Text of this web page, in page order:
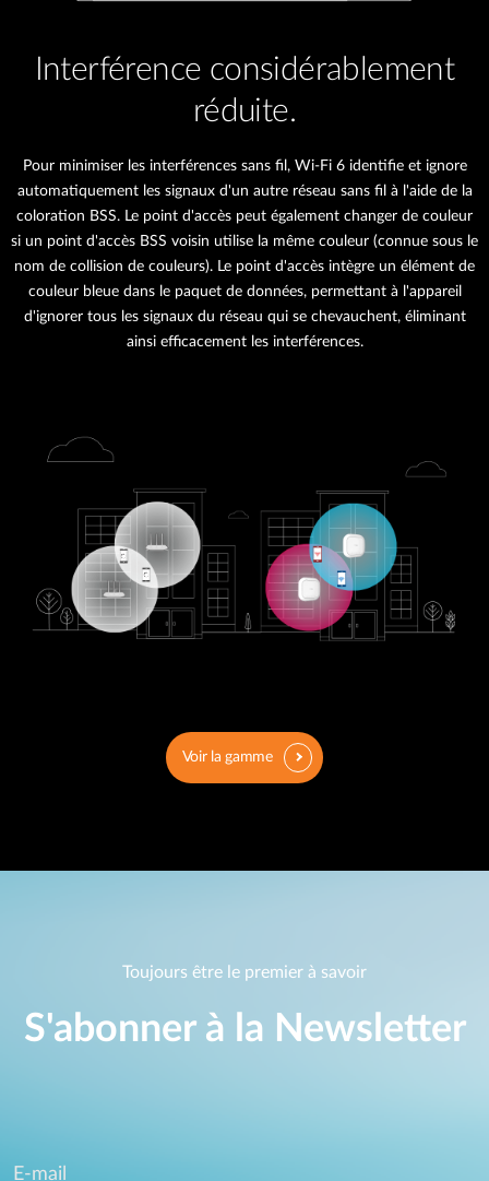
Interférence considérablement
réduite.
Pour minimiser les interférences sans fil, Wi-Fi 6 identifie et ignore
automatiquement les signaux d'un autre réseau sans fil à l'aide de la
coloration BSS. Le point d'accès peut également changer de couleur
si un point d'accès BSS voisin utilise la même couleur (connue sous le
nom de collision de couleurs). Le point d'accès intègre un élément de
couleur bleue dans le paquet de données, permettant à l'appareil
d'ignorer tous les signaux du réseau qui se chevauchent, éliminant
ainsi efficacement les interférences.
Voir la gamme
Toujours être le premier à savoir
S'abonner à la Newsletter